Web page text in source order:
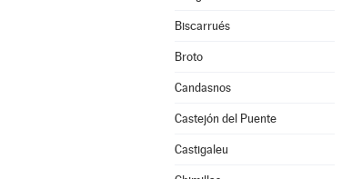
Biscarrués
Broto
Candasnos
Castejón del Puente
Castigaleu